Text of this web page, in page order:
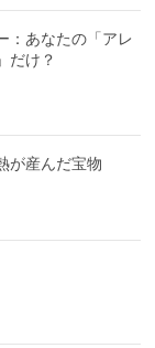
：あなたの「アレ
だけ？
が産んだ宝物